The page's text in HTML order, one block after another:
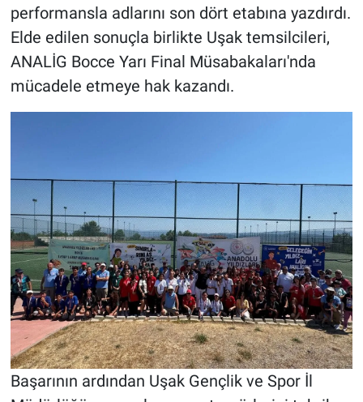
performansla adlarını son dört etabına yazdırdı.
Elde edilen sonuçla birlikte Uşak temsilcileri,
ANALİG Bocce Yarı Final Müsabakaları'nda
mücadele etmeye hak kazandı.
Başarının ardından Uşak Gençlik ve Spor İl